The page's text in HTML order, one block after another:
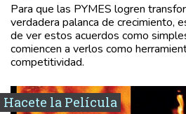
Para que las PYMES logren
verdadera palanca de crecimiento,
de ver estos acuerdos como
comiencen a verlos como
competitividad.
Hacete la Película